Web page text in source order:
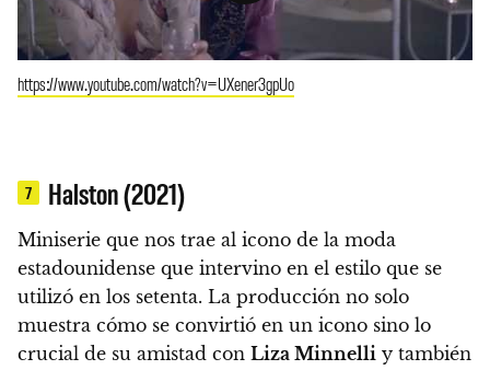
https://www.youtube.com/watch?v=UXener3gpUo
7 Halston (2021)
Miniserie que nos trae al icono de la moda
estadounidense que intervino en el estilo que se
utilizó en los setenta. La producción no solo
muestra cómo se convirtió en un icono sino lo
crucial de su amistad con Liza Minnelli y también